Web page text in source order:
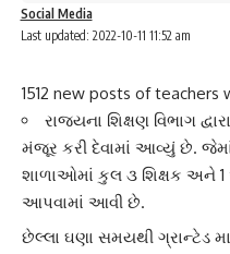
Last updated: 2022-10-11 11:52 am
Social Media
1512 new posts of teachers
રાજ્યના શિક્ષણ વિભાગ
મંજૂર કરી દેવામાં આવ્યું છે. જેમાં
શાળાઓમાં કુલ ૩ શિક્ષક અને
આપવામાં આવી છે.
છેલ્લા ઘણા સમયથી ગ્રાન્ટેડ